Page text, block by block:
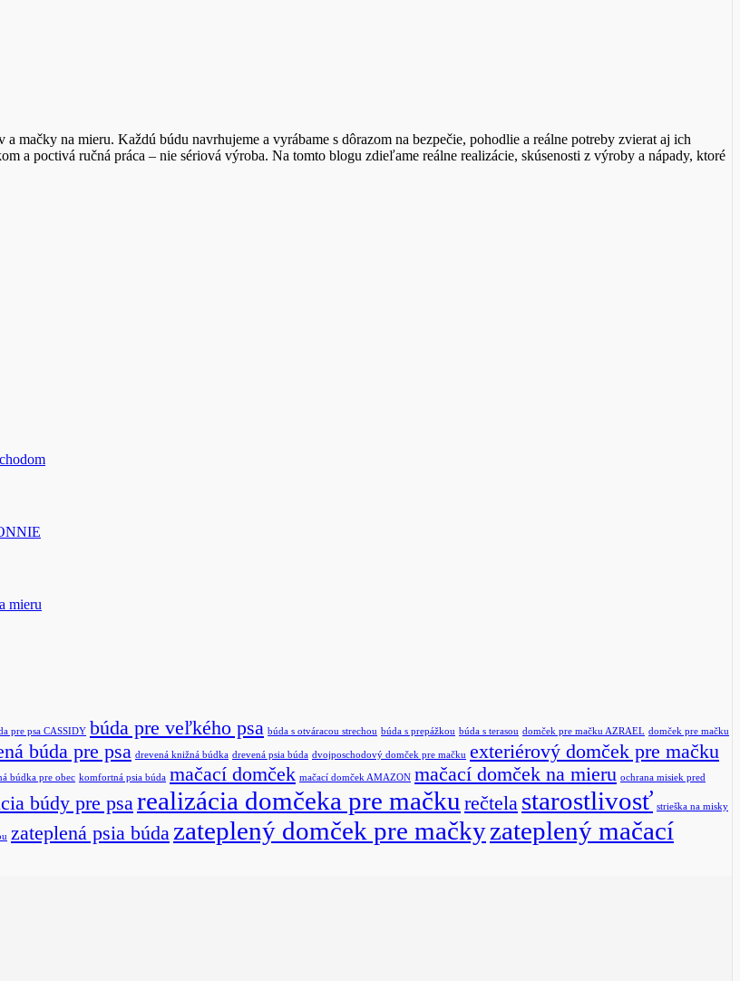
na mieru. Každú búdu navrhujeme a vyrábame s dôrazom na bezpečie, pohodlie a reálne potreby zvierat aj ich
a poctivá ručná práca – nie sériová výroba. Na tomto blogu zdieľame reálne realizácie, skúsenosti z výroby a nápady, ktoré
pre psa CASSIDY búda pre veľkého psa búda s otváracou strechou búda s prepážkou búda s terasou domček pre mačku AZRAEL domček pre mačku
búda pre psa drevená knižná búdka drevená psia búda dvojposchodový domček pre mačku exteriérový domček pre mačku
búdka pre obec komfortná psia búda mačací domček mačací domček AMAZON mačací domček na mieru ochrana misiek pred
búdy pre psarealizácia domčeka pre mačku rečtela starostlivosť strieška na misky
zateplená psia búda zateplený domček pre mačkyzateplený mačací